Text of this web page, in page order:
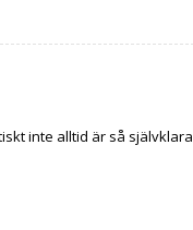
inte alltid är så självklara